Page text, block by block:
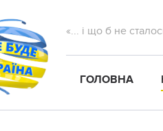
«... і що б не
ГОЛОВНА